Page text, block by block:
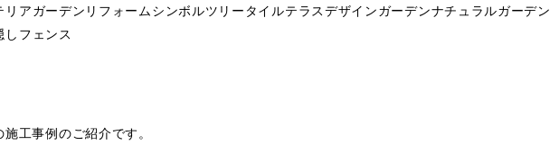
リア ガーデンリフォーム シンボルツリー タイルテラス デザインガーデンナチュラルガーデン
しフェンス
工事例のご紹介です。